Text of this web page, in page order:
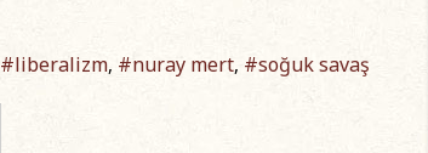
#liberalizm, #nuray mert, #soğuk savaş